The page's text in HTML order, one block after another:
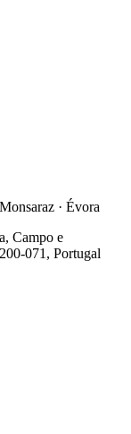
· Évora
Campo e
071, Portugal